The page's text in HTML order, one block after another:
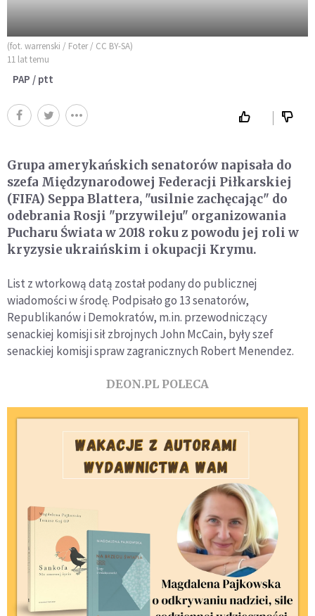
(fot. warrenski / Foter / CC BY-SA)
11 lat temu
PAP / ptt
Grupa amerykańskich senatorów napisała do
szefa Międzynarodowej Federacji Piłkarskiej
(FIFA) Seppa Blattera, "usilnie zachęcając" do
odebrania Rosji "przywileju" organizowania
Pucharu Świata w 2018 roku z powodu jej roli w
kryzysie ukraińskim i okupacji Krymu.
List z wtorkową datą został podany do publicznej
wiadomości w środę. Podpisało go 13 senatorów,
Republikanów i Demokratów, m.in. przewodniczący
senackiej komisji sił zbrojnych John McCain, były szef
senackiej komisji spraw zagranicznych Robert Menendez.
DEON.PL POLECA